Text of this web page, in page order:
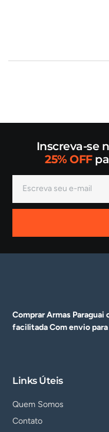
Inscreva-se
25% OFF
Comprar Armas
facilitada Com envio
Links Úteis
Quem Somos
Contato